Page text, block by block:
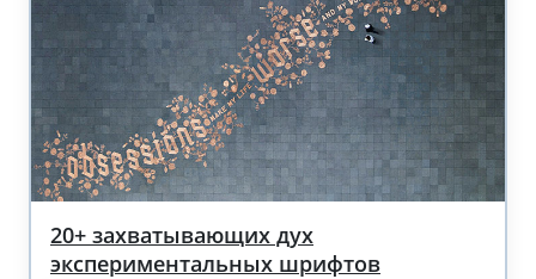
20+ захватывающих дух
экспериментальных шрифтов